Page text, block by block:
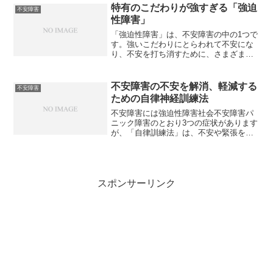
くり出す「電気刺激」によっ...
不安障害
特有のこだわりが強すぎる「強迫
性障害」
「強迫性障害」は、不安障害の中の1つで
す。強いこだわりにとらわれて不安にな
り、不安を打ち消すために、さまざまな
していたことができなくなり、家庭生活
や社会生活に多大な影響...
不安障害
不安障害の不安を解消、軽減する
ための自律神経訓練法
不安障害には強迫性障害社会不安障害パ
ニック障害のとおり3つの症状があります
が、「自律訓練法」は、不安や緊張を取
スポンサーリンク